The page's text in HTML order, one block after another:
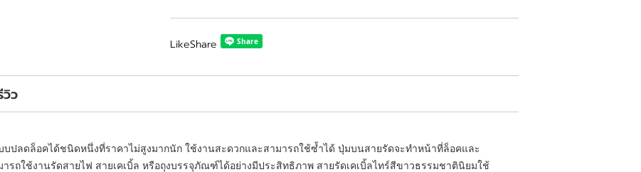
LikeShare
วิว
บบปลดล็อคได้ชนิดหนึ่งที่ราคาไม่สูงมากนัก ใช้งานสะดวกและสามารถใช้ซ้ำได้ ปุ่มบนสายรัดจะทำหน้าที่ล็อคและ
ถใช้งานรัดสายไฟ สายเคเบิ้ล หรือถุงบรรจุภัณฑ์ได้อย่างมีประสิทธิภาพ สายรัดเคเบิ้ลไทร์สีขาวธรรมชาตินิยมใช้